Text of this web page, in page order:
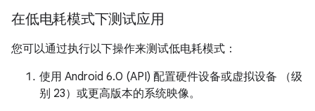
在低电耗模式下测试应用
您可以通过执行以下操作来测试低电耗模式：
使用 Android 6.0 (API) 配置硬件设备或虚拟设备 （级
别 23）或更高版本的系统映像。